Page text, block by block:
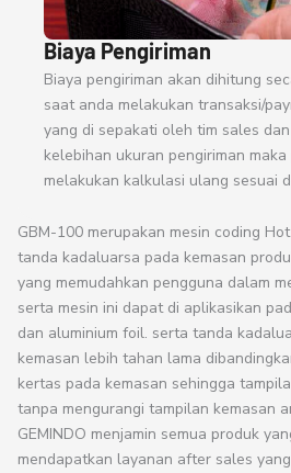
Biaya Pengiriman
Biaya pengiriman akan dihitung
saat anda melakukan transaksi/
yang di sepakati oleh tim sales
kelebihan ukuran pengiriman
melakukan kalkulasi ulang sesuai
GBM-100 merupakan mesin coding
tanda kadaluarsa pada kemasan
yang memudahkan pengguna dalam
serta mesin ini dapat di aplikasikan
dan aluminium foil. serta tanda
kemasan lebih tahan lama
kertas pada kemasan sehingga
tanpa mengurangi tampilan kemasan
GEMINDO menjamin semua produk
mendapatkan layanan after sales